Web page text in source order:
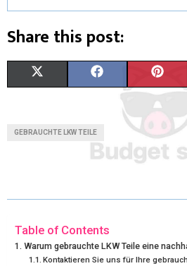
Share this post:
T
T
E
E
O
K
R
S
GEBRAUCHTE LKW TEILE
Table of Contents
Warum gebrauchte LKW Teile eine
Kontaktieren Sie uns für Ihre